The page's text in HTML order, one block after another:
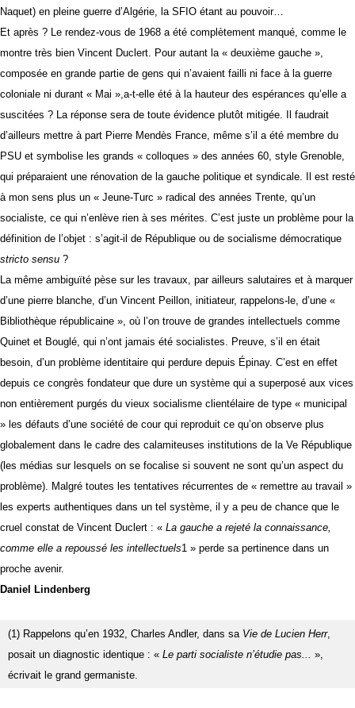
Naquet) en pleine guerre d’Algérie, la SFIO étant au pouvoir…
Et après ? Le rendez-vous de 1968 a été complètement manqué, comme le
montre très bien Vincent Duclert. Pour autant la « deuxième gauche »,
composée en grande partie de gens qui n’avaient failli ni face à la guerre
coloniale ni durant « Mai »,a-t-elle été à la hauteur des espérances qu’elle a
suscitées ? La réponse sera de toute évidence plutôt mitigée. Il faudrait
d’ailleurs mettre à part Pierre Mendès France, même s’il a été membre du
PSU et symbolise les grands « colloques » des années 60, style Grenoble,
qui préparaient une rénovation de la gauche politique et syndicale. Il est resté
à mon sens plus un « Jeune-Turc » radical des années Trente, qu’un
socialiste, ce qui n’enlève rien à ses mérites. C’est juste un problème pour la
définition de l’objet : s’agit-il de République ou de socialisme démocratique
stricto sensu ?
La même ambiguïté pèse sur les travaux, par ailleurs salutaires et à marquer
d’une pierre blanche, d’un Vincent Peillon, initiateur, rappelons-le, d’une «
Bibliothèque républicaine », où l’on trouve de grandes intellectuels comme
Quinet et Bouglé, qui n’ont jamais été socialistes. Preuve, s’il en était
besoin, d’un problème identitaire qui perdure depuis Épinay. C’est en effet
depuis ce congrès fondateur que dure un système qui a superposé aux vices
non entièrement purgés du vieux socialisme clientélaire de type « municipal
» les défauts d’une société de cour qui reproduit ce qu’on observe plus
globalement dans le cadre des calamiteuses institutions de la Ve République
(les médias sur lesquels on se focalise si souvent ne sont qu’un aspect du
problème). Malgré toutes les tentatives récurrentes de « remettre au travail »
les experts authentiques dans un tel système, il y a peu de chance que le
cruel constat de Vincent Duclert : « La gauche a rejeté la connaissance,
comme elle a repoussé les intellectuels1 » perde sa pertinence dans un
proche avenir.
Daniel Lindenberg
(1) Rappelons qu’en 1932, Charles Andler, dans sa Vie de Lucien Herr,
posait un diagnostic identique : « Le parti socialiste n’étudie pas... »,
écrivait le grand germaniste.